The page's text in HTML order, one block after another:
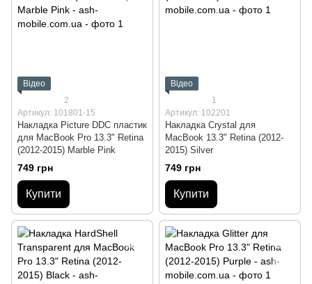
Відео
2
Артикул: 101801-15
Накладка Picture DDC пластик
для MacBook Pro 13.3" Retina
(2012-2015) Marble Pink
749 грн
Купити
Відео
1
Артикул: 102201
Накладка Crystal для
MacBook 13.3" Retina (2012-
2015) Silver
749 грн
Купити